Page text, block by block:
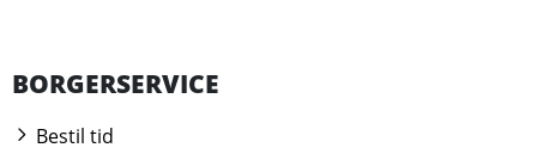
BORGERSERVICE
Bestil tid